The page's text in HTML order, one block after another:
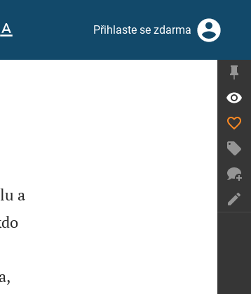
verš nebo slovo
Přihlaste se zdarma
a